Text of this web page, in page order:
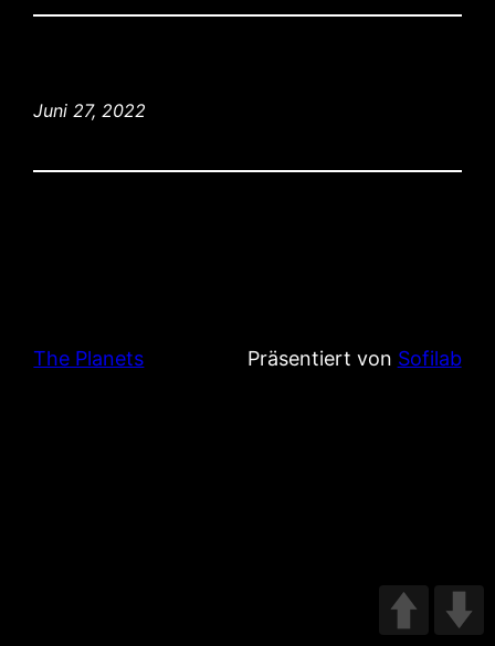
Juni 27, 2022
The Planets Präsentiert von Sofilab